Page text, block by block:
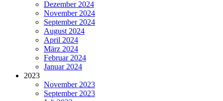
Dezember 2024
November 2024
September 2024
August 2024
April 2024
März 2024
Februar 2024
Januar 2024
2023
November 2023
September 2023